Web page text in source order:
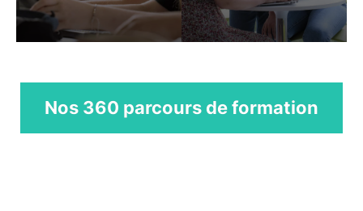
Nos 360 parcours de formation